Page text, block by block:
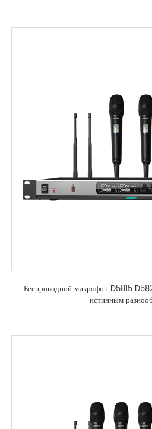
Беспроводной микрофон D5815
истинным